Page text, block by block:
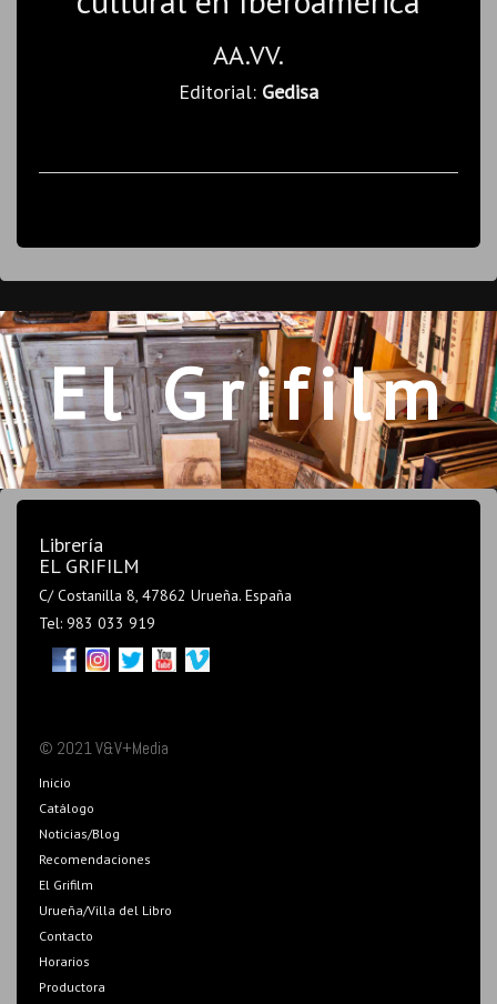
AA.VV.
Editorial: Gedisa
El Grifilm
Librería
EL GRIFILM
C/ Costanilla 8, 47862 Urueña. España
Tel: 983 033 919
© 2021 V&V+Media
Inicio
Catálogo
Noticias/Blog
Recomendaciones
El Grifilm
Urueña/Villa del Libro
Contacto
Horarios
Productora